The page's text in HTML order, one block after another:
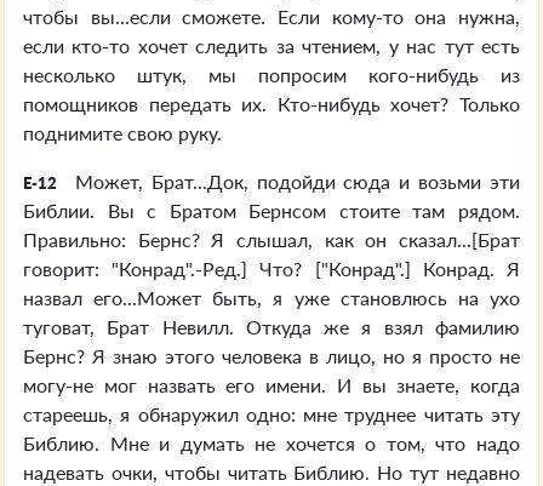
чтобы вы...если сможете. Если кому-то она нужна,
если кто-то хочет следить за чтением, у нас тут есть
несколько штук, мы попросим кого-нибудь из
помощников передать их. Кто-нибудь хочет? Только
поднимите свою руку.
E-12
Может, Брат...Док, подойди сюда и возьми эти
Библии. Вы с Братом Бернсом стоите там рядом.
Правильно: Бернс? Я слышал, как он сказал...[Брат
говорит: "Конрад".-Ред.] Что? ["Конрад".] Конрад. Я
назвал его...Может быть, я уже становлюсь на ухо
туговат, Брат Невилл. Откуда же я взял фамилию
Бернс? Я знаю этого человека в лицо, но я просто не
могу-не мог назвать его имени. И вы знаете, когда
стареешь, я обнаружил одно: мне труднее читать эту
Библию. Мне и думать не хочется о том, что надо
надевать очки, чтобы читать Библию. Но тут недавно